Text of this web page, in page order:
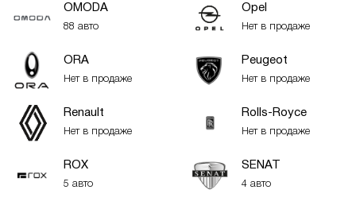
OMODA
88 авто
Opel
Нет в продаже
ORA
Нет в продаже
Peugeot
Нет в продаже
Renault
Нет в продаже
Rolls-Royce
Нет в продаже
ROX
5 авто
SENAT
4 авто